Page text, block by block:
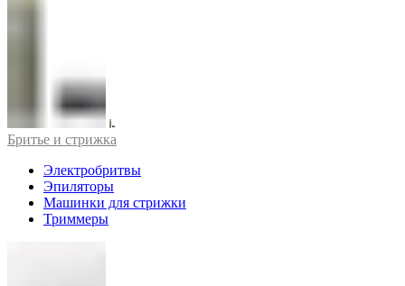
Бритье и стрижка
Электробритвы
Эпиляторы
Машинки для стрижки
Триммеры